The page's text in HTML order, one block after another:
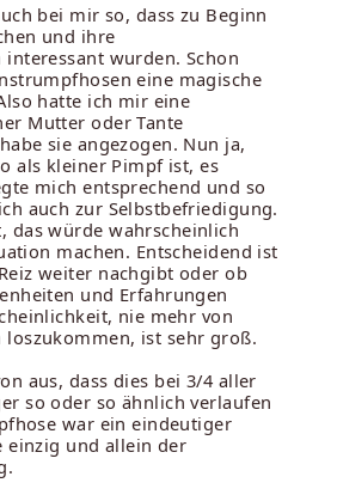
bei mir so, dass zu Beginn
und ihre
wurden. Schon
eine magische
hatte ich mir eine
Mutter oder Tante
sie angezogen. Nun ja,
als kleiner Pimpf ist, es
mich entsprechend und so
auch zur Selbstbefriedigung.
das würde wahrscheinlich
machen. Entscheidend ist
weiter nachgibt oder ob
und Erfahrungen
nie mehr von
loszukommen, ist sehr groß.
aus, dass dies bei 3/4 aller
so oder so ähnlich verlaufen
war ein eindeutiger
einzig und allein der